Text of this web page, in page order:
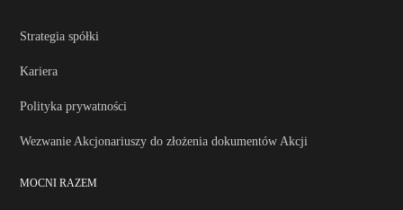
Strategia spółki
Kariera
Polityka prywatności
Wezwanie Akcjonariuszy do złożenia dokumentów Akcji
MOCNI RAZEM